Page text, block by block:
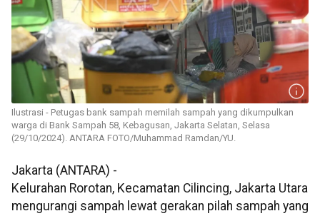
Ilustrasi - Petugas bank sampah memilah sampah yang dikumpulkan
warga di Bank Sampah 58, Kebagusan, Jakarta Selatan, Selasa
(29/10/2024). ANTARA FOTO/Muhammad Ramdan/YU.
Jakarta (ANTARA) -
Kelurahan Rorotan, Kecamatan Cilincing, Jakarta Utara
mengurangi sampah lewat gerakan pilah sampah yang